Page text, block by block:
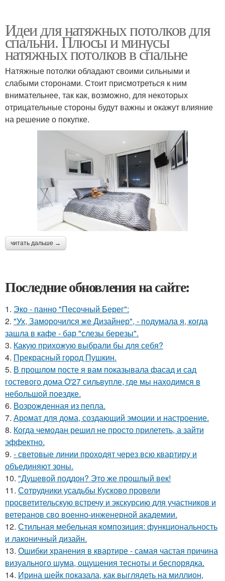
Идеи для натяжных потолков для
спальни. Плюсы и минусы
натяжных потолков в спальне
Натяжные потолки обладают своими сильными и
слабыми сторонами. Стоит присмотреться к ним
внимательнее, так как, возможно, для некоторых
отрицательные стороны будут важны и окажут влияние
на решение о покупке.
читать дальше →
Последние обновления на сайте:
1. Эко - панно "Песочный Берег":
2. "Ух, Заморочился же Дизайнер", - подумала я, когда
зашла в кафе - бар "слезы березы".
3. Какую прихожую выбрали бы для себя?
4. Прекрасный город Пушкин.
5. В прошлом посте я вам показывала фасад и сад
гостевого дома O'27 сильвупле, где мы находимся в
небольшой поездке.
6. Возрожденная из пепла.
7. Аромат для дома, создающий эмоции и настроение.
8. Когда чемодан решил не просто прилететь, а зайти
эффектно.
9. - световые линии проходят через всю квартиру и
объединяют зоны.
10. "Душевой поддон? Это же прошлый век!
11. Сотрудники усадьбы Кусково провели
просветительскую встречу и экскурсию для участников и
ветеранов сво военно-инженерной академии.
12. Стильная мебельная композиция: функциональность
и лаконичный дизайн.
13. Ошибки хранения в квартире - самая частая причина
визуального шума, ощущения тесноты и беспорядка.
14. Ирина шейк показала, как выглядеть на миллион,